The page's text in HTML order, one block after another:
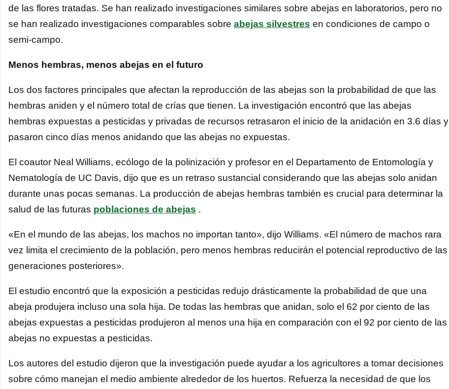
de las flores tratadas. Se han realizado investigaciones similares sobre abejas en laboratorios, pero no
se han realizado investigaciones comparables sobre abejas silvestres en condiciones de campo o
semi-campo.
Menos hembras, menos abejas en el futuro
Los dos factores principales que afectan la reproducción de las abejas son la probabilidad de que las
hembras aniden y el número total de crías que tienen. La investigación encontró que las abejas
hembras expuestas a pesticidas y privadas de recursos retrasaron el inicio de la anidación en 3.6 días y
pasaron cinco días menos anidando que las abejas no expuestas.
El coautor Neal Williams, ecólogo de la polinización y profesor en el Departamento de Entomología y
Nematología de UC Davis, dijo que es un retraso sustancial considerando que las abejas solo anidan
durante unas pocas semanas. La producción de abejas hembras también es crucial para determinar la
salud de las futuras poblaciones de abejas .
«En el mundo de las abejas, los machos no importan tanto», dijo Williams. «El número de machos rara
vez limita el crecimiento de la población, pero menos hembras reducirán el potencial reproductivo de las
generaciones posteriores».
El estudio encontró que la exposición a pesticidas redujo drásticamente la probabilidad de que una
abeja produjera incluso una sola hija. De todas las hembras que anidan, solo el 62 por ciento de las
abejas expuestas a pesticidas produjeron al menos una hija en comparación con el 92 por ciento de las
abejas no expuestas a pesticidas.
Los autores del estudio dijeron que la investigación puede ayudar a los agricultores a tomar decisiones
sobre cómo manejan el medio ambiente alrededor de los huertos. Refuerza la necesidad de que los